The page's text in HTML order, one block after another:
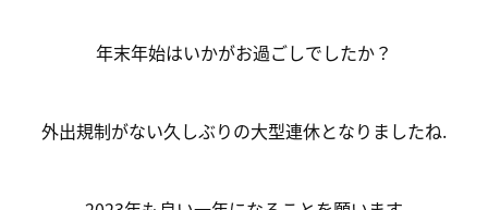
年末年始はいかがお過ごしでしたか？
外出規制がない久しぶりの大型連休となりましたね‍.